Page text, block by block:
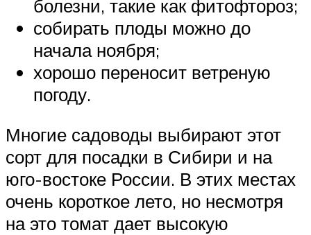
болезни, такие как фитофтороз;
собирать плоды можно до
начала ноября;
хорошо переносит ветреную
погоду.
Многие садоводы выбирают этот
сорт для посадки в Сибири и на
юго-востоке России. В этих местах
очень короткое лето, но несмотря
на это томат дает высокую